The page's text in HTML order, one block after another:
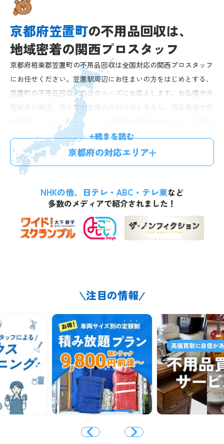
京都府笠置町の不用品回収は、
地域密着の関西プロスタッフ
京都府相楽郡笠置町の不用品回収は全国対応の関西プロスタッフ
にお任せください。笠置駅周辺にお住まいの方をはじめとする、
笠置町の不用品回収・処分のニーズにお応えします。お仏壇や大
型家具の搬出、空き家や倉庫の片付けはもちろん、遺品整理や生
前整理、ハウスクリーニング、回収処分費用がお得になる不用品
買取などのオプションプランもご提供。経験豊富なスタッフが迅
速丁寧に対応しますので、安心してお任せいただけます。お電話
一本で最短60分、無料のお見積りにお伺い。明確な料金体系で、
お見積り後の追加料金はございませんので、お気軽にお問い合わ
せください。
続きを読む
京都府の対応エリア
NHKの他、日テレ・ABC・テレ東など
多数のメディアで紹介されました！
注目の情報